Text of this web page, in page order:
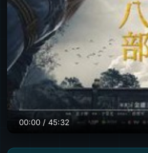
00:00 / 45:32